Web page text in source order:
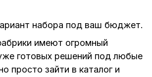
набора под ваш бюджет.
имеют огромный
готовых решений под любые
просто зайти в каталог и